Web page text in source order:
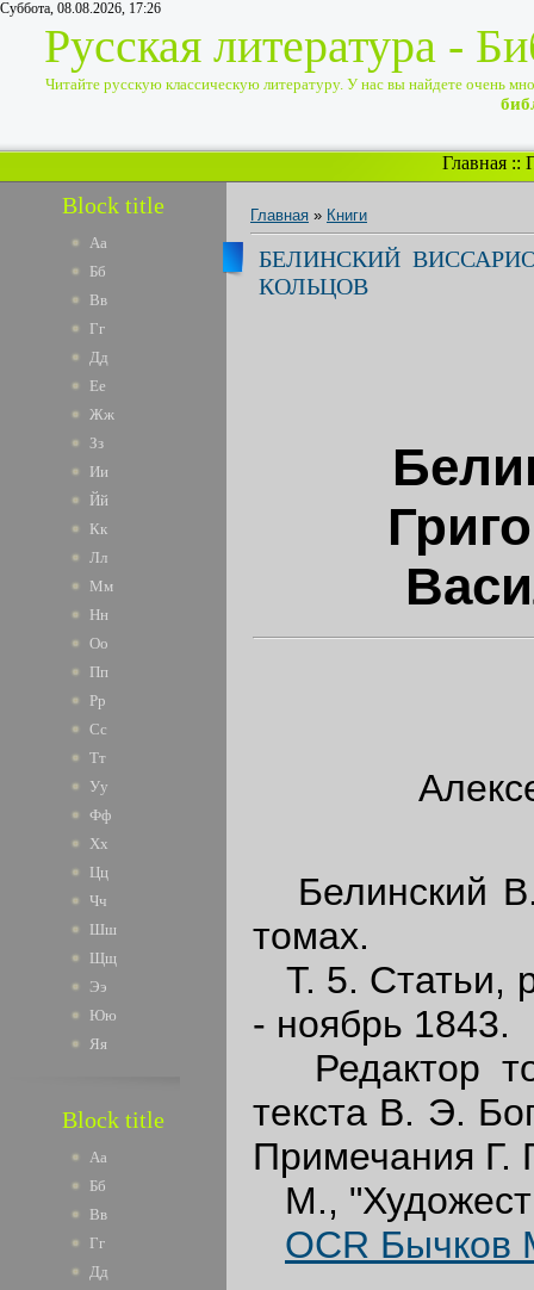
Суббота, 08.08.2026, 17:26
Русская литература -
Читайте русскую классическую литературу. У нас вы найдете очень
Главная ::
Block title
Аа
Бб
Вв
Гг
Дд
Ее
Жж
Зз
Ии
Йй
Кк
Лл
Мм
Нн
Оо
Пп
Рр
Сс
Тт
Уу
Фф
Хх
Цц
Чч
Шш
Щщ
Ээ
Юю
Яя
Block title
Аа
Бб
Вв
Гг
Дд
Главная » Книги
БЕЛИНСКИЙ
КОЛЬЦОВ
Белинский
томах.
Т. 5. Статьи,
- ноябрь 1843.
Редактор
текста В. Э.
Примечания Г.
М.,
OCR Бычков